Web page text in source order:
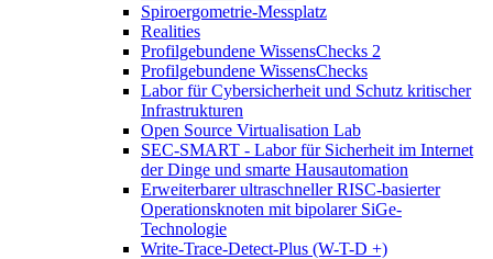
Spiroergometrie-Messplatz
Realities
Profilgebundene WissensChecks 2
Profilgebundene WissensChecks
Labor für Cybersicherheit und Schutz kritischer
Infrastrukturen
Open Source Virtualisation Lab
SEC-SMART - Labor für Sicherheit im Internet
der Dinge und smarte Hausautomation
Erweiterbarer ultraschneller RISC-basierter
Operationsknoten mit bipolarer SiGe-
Technologie
Write-Trace-Detect-Plus (W-T-D +)